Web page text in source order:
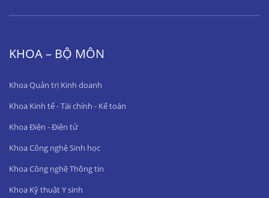
KHOA – BỘ MÔN
Khoa Quản trị Kinh doanh
Khoa Kinh tế - Tài chính - Kế toán
Khoa Điện - Điện tử
Khoa Công nghệ Sinh học
Khoa Công nghệ Thông tin
Khoa Kỹ thuật Y sinh